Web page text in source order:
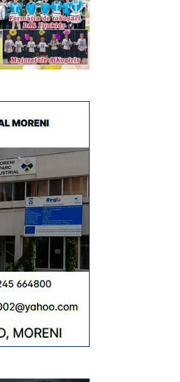
și pe Google News
RECLAMA